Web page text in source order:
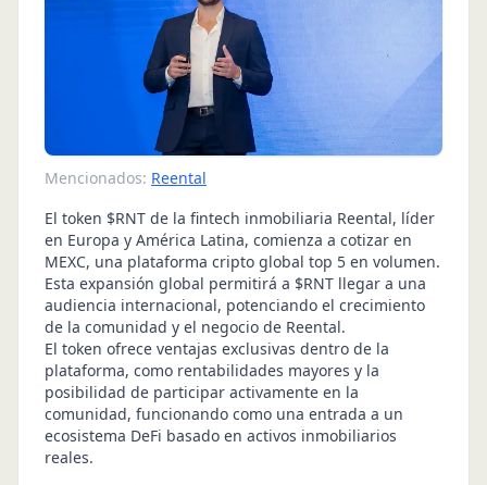
Mencionados: Reental
El token $RNT de la fintech inmobiliaria Reental, líder
en Europa y América Latina, comienza a cotizar en
MEXC, una plataforma cripto global top 5 en volumen.
Esta expansión global permitirá a $RNT llegar a una
audiencia internacional, potenciando el crecimiento
de la comunidad y el negocio de Reental.
El token ofrece ventajas exclusivas dentro de la
plataforma, como rentabilidades mayores y la
posibilidad de participar activamente en la
comunidad, funcionando como una entrada a un
ecosistema DeFi basado en activos inmobiliarios
reales.